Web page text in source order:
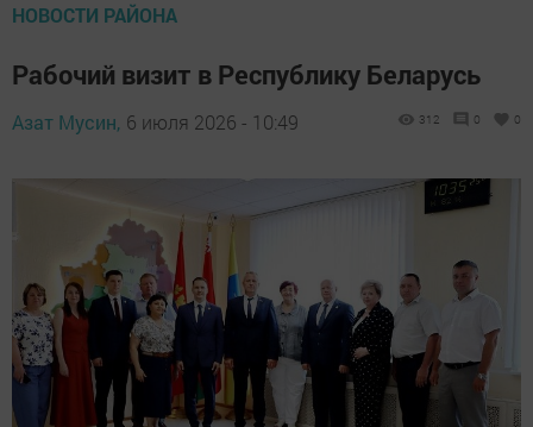
НОВОСТИ РАЙОНА
Рабочий визит в Республику Беларусь
Азат Мусин, 6 июля 2026 - 10:49 312 0 0